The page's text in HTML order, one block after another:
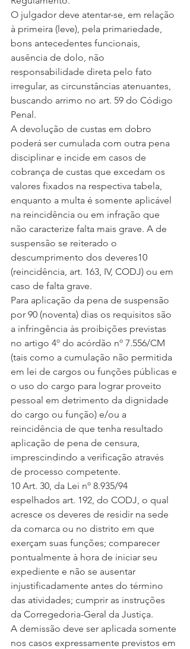
O julgador deve atentar-se, em relação
à primeira (leve), pela primariedade,
bons antecedentes funcionais,
ausência de dolo, não
responsabilidade direta pelo fato
irregular, as circunstâncias atenuantes,
buscando arrimo no art. 59 do Código
Penal.
A devolução de custas em dobro
poderá ser cumulada com outra pena
disciplinar e incide em casos de
cobrança de custas que excedam os
valores fixados na respectiva tabela,
enquanto a multa é somente aplicável
na reincidência ou em infração que
não caracterize falta mais grave. A de
suspensão se reiterado o
descumprimento dos deveres10
(reincidência, art. 163, IV, CODJ) ou em
caso de falta grave.
Para aplicação da pena de suspensão
por 90 (noventa) dias os requisitos são
a infringência às proibições previstas
no artigo 4º do acórdão nº 7.556/CM
(tais como a cumulação não permitida
em lei de cargos ou funções públicas e
o uso do cargo para lograr proveito
pessoal em detrimento da dignidade
do cargo ou função) e/ou a
reincidência de que tenha resultado
aplicação de pena de censura,
imprescindindo a verificação através
de processo competente.
10 Art. 30, da Lei nº 8.935/94
espelhados art. 192, do CODJ, o qual
acresce os deveres de residir na sede
da comarca ou no distrito em que
exerçam suas funções; comparecer
pontualmente à hora de iniciar seu
expediente e não se ausentar
injustificadamente antes do término
das atividades; cumprir as instruções
da Corregedoria-Geral da Justiça.
A demissão deve ser aplicada somente
nos casos expressamente previstos em